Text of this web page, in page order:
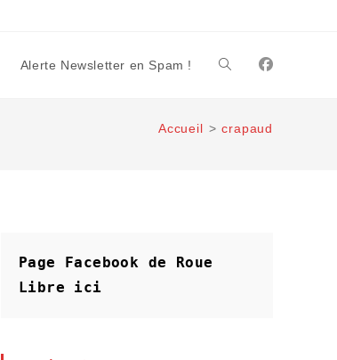
Alerte Newsletter en Spam ! Toggle
website
Accueil > crapaud
Page Facebook de Roue
Libre
ici